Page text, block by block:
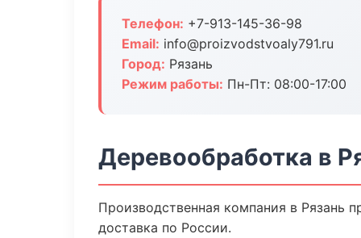
Телефон: +7-913-145-36-98
Email: info@proizvodstvoaly791.ru
Город: Рязань
Режим работы: Пн-Пт: 08:00-17:00
Деревообработка в
Производственная компания в Рязань
доставка по России.